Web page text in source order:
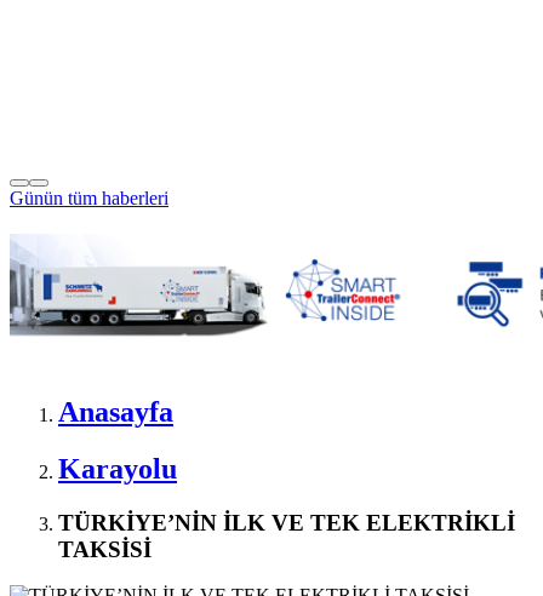
Günün tüm haberleri
Anasayfa
Karayolu
TÜRKİYE’NİN İLK VE TEK ELEKTRİKLİ
TAKSİSİ